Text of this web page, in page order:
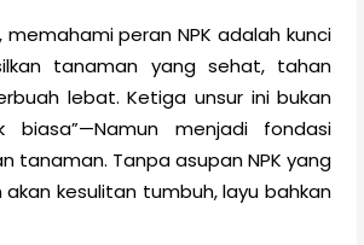
memahami peran NPK adalah kunci
tanaman yang sehat, tahan
lebat. Ketiga unsur ini bukan
biasa”—Namun menjadi fondasi
tanaman. Tanpa asupan NPK yang
kesulitan tumbuh, layu bahkan